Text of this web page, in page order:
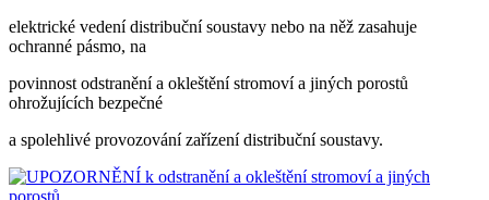
elektrické vedení distribuční soustavy nebo na něž zasahuje
ochranné pásmo, na
povinnost odstranění a okleštění stromoví a jiných porostů
ohrožujících bezpečné
a spolehlivé provozování zařízení distribuční soustavy.